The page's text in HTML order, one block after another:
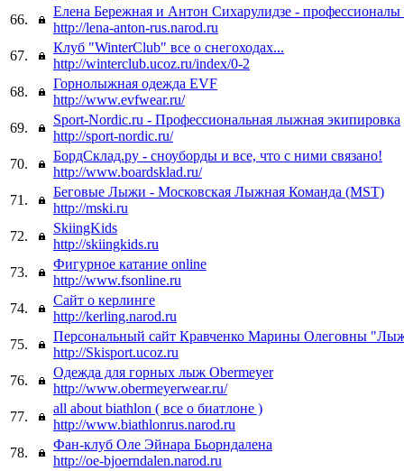
66.
Елена Бережная и Антон Сихарулидзе - профессионалы
http://lena-anton-rus.narod.ru
67.
Клуб "WinterClub" все о снегоходах...
http://winterclub.ucoz.ru/index/0-2
68.
Горнолыжная одежда EVF
http://www.evfwear.ru/
69.
Sport-Nordic.ru - Профессиональная лыжная экипировка
http://sport-nordic.ru/
70.
БордСклад.ру - сноуборды и все, что с ними связано!
http://www.boardsklad.ru/
71.
Беговые Лыжи - Московская Лыжная Команда (MST)
http://mski.ru
72.
SkiingKids
http://skiingkids.ru
73.
Фигурное катание online
http://www.fsonline.ru
74.
Сайт о керлинге
http://kerling.narod.ru
75.
Персональный сайт Кравченко Марины Олеговны
http://Skisport.ucoz.ru
76.
Одежда для горных лыж Obermeyer
http://www.obermeyerwear.ru/
77.
all about biathlon ( все о биатлоне )
http://www.biathlonrus.narod.ru
78.
Фан-клуб Оле Эйнара Бьорндалена
http://oe-bjoerndalen.narod.ru